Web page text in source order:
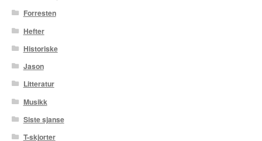
Forresten
Hefter
Historiske
Jason
Litteratur
Musikk
Siste sjanse
T-skjorter